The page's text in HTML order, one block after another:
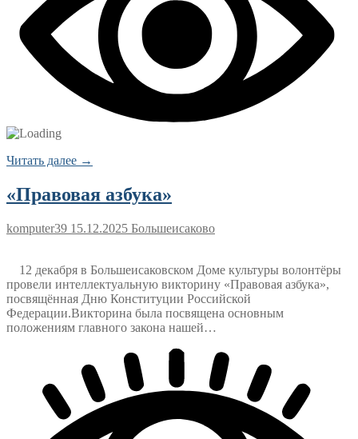
Читать далее →
«Правовая азбука»
komputer39 15.12.2025 Большеисаково
12 декабря в Большеисаковском Доме культуры волонтёры
провели интеллектуальную викторину «Правовая азбука»,
посвящённая Дню Конституции Российской
Федерации.Викторина была посвящена основным
положениям главного закона нашей…